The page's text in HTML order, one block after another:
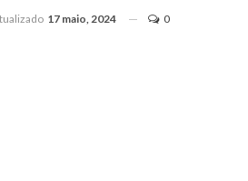
17 maio, 2024 0